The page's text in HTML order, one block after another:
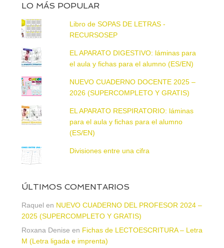
LO MÁS POPULAR
Libro de SOPAS DE LETRAS -
RECURSOSEP
EL APARATO DIGESTIVO: láminas para
el aula y fichas para el alumno (ES/EN)
NUEVO CUADERNO DOCENTE 2025 –
2026 (SUPERCOMPLETO Y GRATIS)
EL APARATO RESPIRATORIO: láminas
para el aula y fichas para el alumno
(ES/EN)
Divisiones entre una cifra
ÚLTIMOS COMENTARIOS
Raquel en NUEVO CUADERNO DEL PROFESOR 2024 –
2025 (SUPERCOMPLETO Y GRATIS)
Roxana Denise en Fichas de LECTOESCRITURA – Letra
M (Letra ligada e imprenta)